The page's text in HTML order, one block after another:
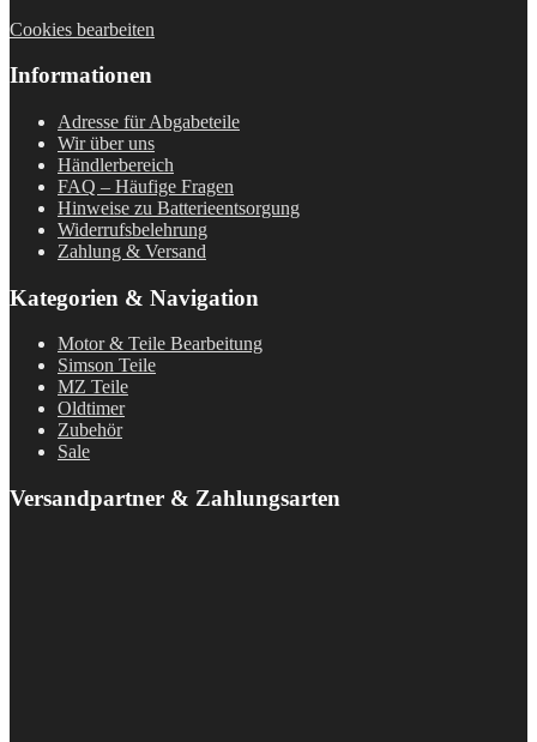
Cookies bearbeiten
Informationen
Adresse für Abgabeteile
Wir über uns
Händlerbereich
FAQ – Häufige Fragen
Hinweise zu Batterieentsorgung
Widerrufsbelehrung
Zahlung & Versand
Kategorien & Navigation
Motor & Teile Bearbeitung
Simson Teile
MZ Teile
Oldtimer
Zubehör
Sale
Versandpartner & Zahlungsarten